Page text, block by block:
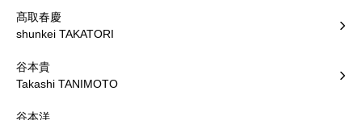
髙取春慶
shunkei TAKATORI
谷本貴
Takashi TANIMOTO
谷本洋